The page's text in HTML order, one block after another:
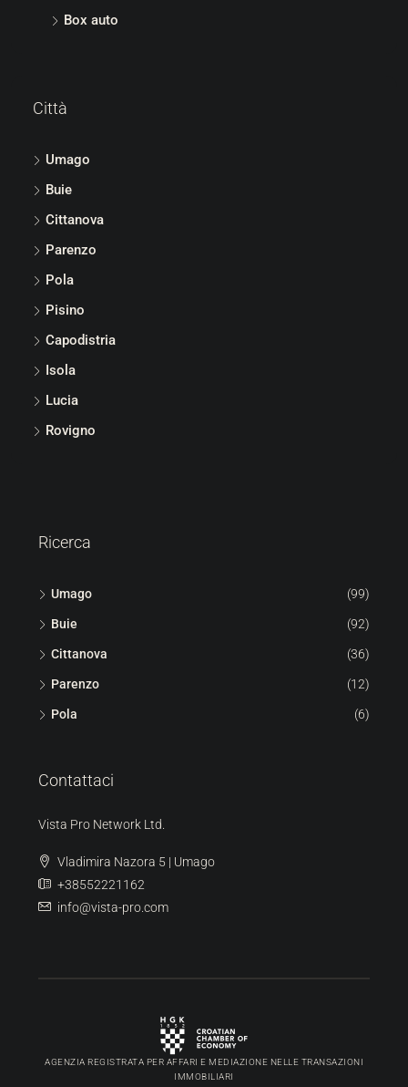
Box auto
Città
Umago
Buie
Cittanova
Parenzo
Pola
Pisino
Capodistria
Isola
Lucia
Rovigno
Ricerca
Umago (99)
Buie (92)
Cittanova (36)
Parenzo (12)
Pola (6)
Contattaci
Vista Pro Network Ltd.
Vladimira Nazora 5 | Umago
+38552221162
info@vista-pro.com
AGENZIA REGISTRATA PER AFFARI E MEDIAZIONE NELLE TRANSAZIONI
IMMOBILIARI